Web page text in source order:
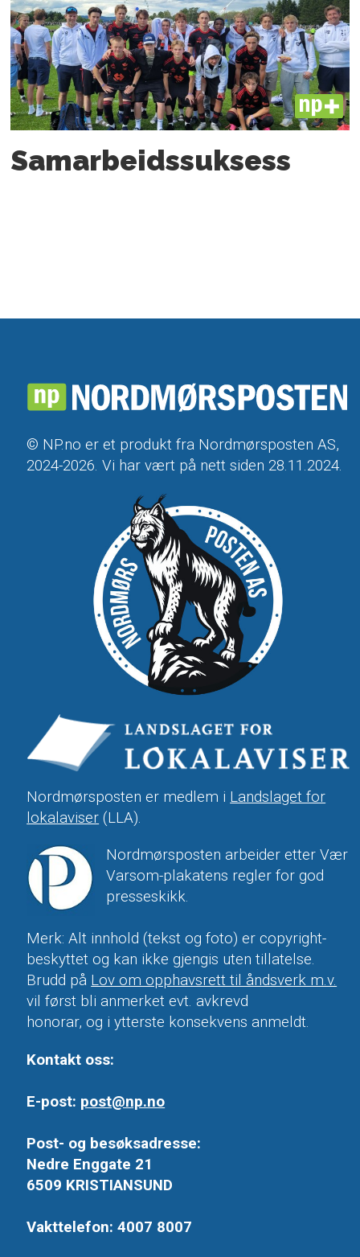
PLUS
Samarbeids­suksess
© NP.no er et produkt fra Nordmørsposten AS,
2024-2026. Vi har vært på nett siden 28.11.2024.
Nordmørsposten er medlem i Landslaget for
lokalaviser (LLA).
Nordmørsposten arbeider etter Vær
Varsom-plakatens regler for god
presseskikk.
Merk: Alt innhold (tekst og foto) er copyright-
beskyttet og kan ikke gjengis uten tillatelse.
Brudd på Lov om opphavsrett til åndsverk m.v.
vil først bli anmerket evt. avkrevd
honorar, og i ytterste konsekvens anmeldt.
Kontakt oss:
E-post: post@np.no
Post- og besøksadresse:
Nedre Enggate 21
6509 KRISTIANSUND
Vakttelefon: 4007 8007